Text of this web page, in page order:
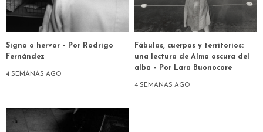
Signo o hervor – Por Rodrigo
Fernández
4 SEMANAS AGO
Fábulas, cuerpos y territorios:
una lectura de Alma oscura del
alba – Por Lara Buonocore
4 SEMANAS AGO